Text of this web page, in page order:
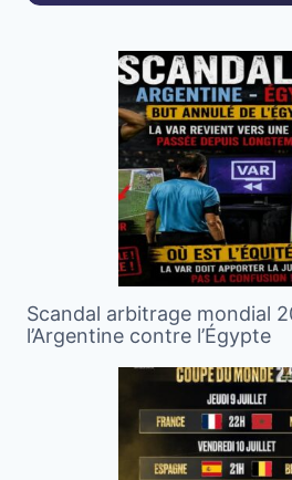
Scandal arbitrage mondial
l’Argentine contre l’Égypte